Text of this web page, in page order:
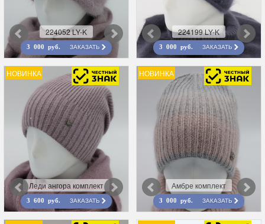
224052 LY-K
3 000 руб. ЗАКАЗАТЬ
224199 LY-K
3 000 руб. ЗАКАЗАТЬ
НОВИНКА
Леди ангора комплект
3 600 руб. ЗАКАЗАТЬ
НОВИНКА
Амбре комплект
3 000 руб. ЗАКАЗАТЬ